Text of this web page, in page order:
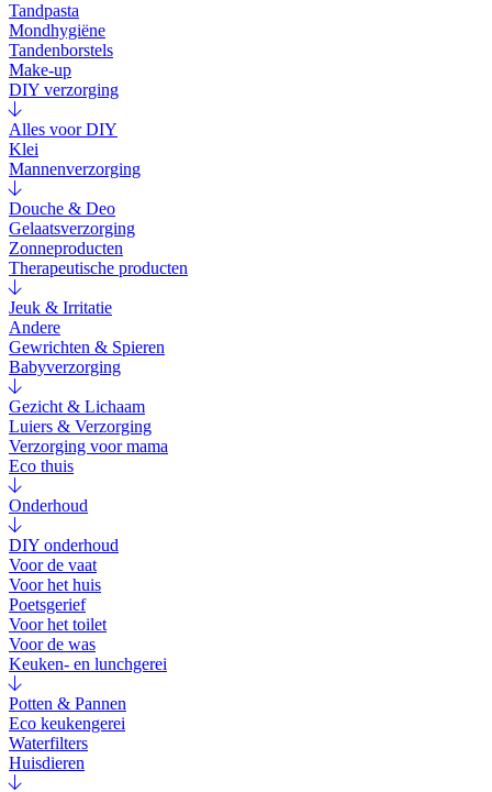
Tandpasta
Mondhygiëne
Tandenborstels
Make-up
DIY verzorging
Alles voor DIY
Klei
Mannenverzorging
Douche & Deo
Gelaatsverzorging
Zonneproducten
Therapeutische producten
Jeuk & Irritatie
Andere
Gewrichten & Spieren
Babyverzorging
Gezicht & Lichaam
Luiers & Verzorging
Verzorging voor mama
Eco thuis
Onderhoud
DIY onderhoud
Voor de vaat
Voor het huis
Poetsgerief
Voor het toilet
Voor de was
Keuken- en lunchgerei
Potten & Pannen
Eco keukengerei
Waterfilters
Huisdieren